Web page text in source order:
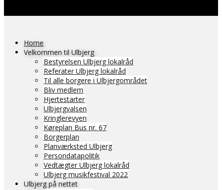
Home
Velkommen til Ulbjerg
Bestyrelsen Ulbjerg lokalråd
Referater Ulbjerg lokalråd
Til alle borgere i Ulbjergområdet
Bliv medlem
Hjertestarter
Ulbjergvalsen
Kringlerevyen
Køreplan Bus nr. 67
Borgerplan
Planværksted Ulbjerg
Persondatapolitik
Vedtægter Ulbjerg lokalråd
Ulbjerg musikfestival 2022
Ulbjerg på nettet